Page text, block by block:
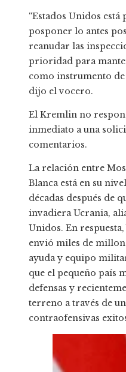
“Estados Unidos
posponer lo antes
reanudar las
prioridad para
como instrumento de
dijo el vocero.
El Kremlin no
inmediato a una
comentarios.
La relación entre
Blanca está en su
décadas después de
invadiera Ucrania,
Unidos. En
envió miles de
ayuda y equipo
que el pequeño país
defensas y
terreno a través de
contraofensivas